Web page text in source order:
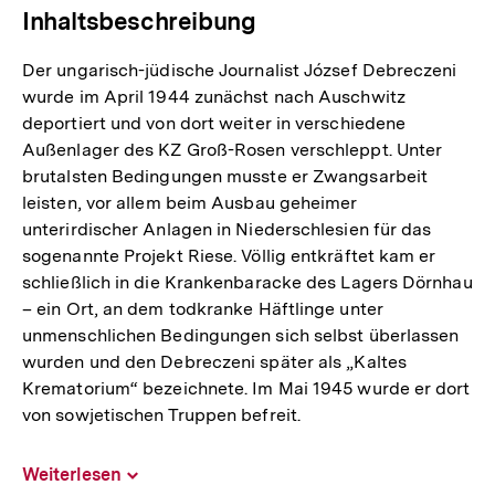
Inhaltsbeschreibung
Der ungarisch-jüdische Journalist József Debreczeni
wurde im April 1944 zunächst nach Auschwitz
deportiert und von dort weiter in verschiedene
Außenlager des KZ Groß-Rosen verschleppt. Unter
brutalsten Bedingungen musste er Zwangsarbeit
leisten, vor allem beim Ausbau geheimer
unterirdischer Anlagen in Niederschlesien für das
sogenannte Projekt Riese. Völlig entkräftet kam er
schließlich in die Krankenbaracke des Lagers Dörnhau
– ein Ort, an dem todkranke Häftlinge unter
unmenschlichen Bedingungen sich selbst überlassen
wurden und den Debreczeni später als „Kaltes
Krematorium“ bezeichnete. Im Mai 1945 wurde er dort
von sowjetischen Truppen befreit.
Weiterlesen